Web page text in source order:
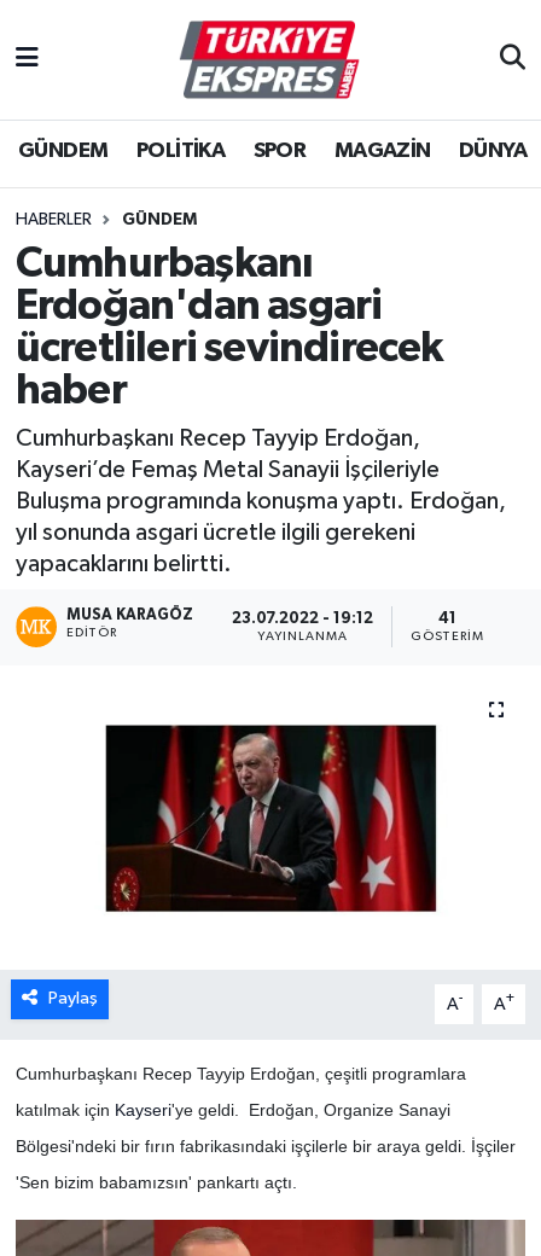
GÜNDEM POLİTİKA SPOR MAGAZİN DÜNYA
HABERLER GÜNDEM
Cumhurbaşkanı
Erdoğan'dan asgari
ücretlileri sevindirecek
haber
Cumhurbaşkanı Recep Tayyip Erdoğan,
Kayseri’de Femaş Metal Sanayii İşçileriyle
Buluşma programında konuşma yaptı. Erdoğan,
yıl sonunda asgari ücretle ilgili gerekeni
yapacaklarını belirtti.
MUSA KARAGÖZ
EDITÖR
23.07.2022 - 19:12
YAYINLANMA
41
GÖSTERIM
Paylaş A- A+
​Cumhurbaşkanı Recep Tayyip Erdoğan, çeşitli programlara
katılmak için Kayseri'ye geldi. Erdoğan, Organize Sanayi
Bölgesi'ndeki bir fırın fabrikasındaki işçilerle bir araya geldi. İşçiler
'Sen bizim babamızsın' pankartı açtı.
İstanbul Nöbetçi Eczaneler
İstanbul Hava Durumu
İstanbul Namaz Vakitleri
İstanbul Trafik Yoğunluk Haritası
Süper Lig Puan Durumu ve Fikstür
Tüm Manşetler
Son Dakika Haberleri
Haber Arşivi